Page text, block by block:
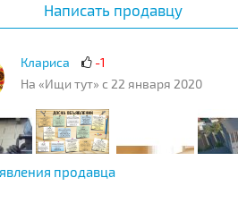
Написать продавцу
Клариса
-1
На «Ищи тут» с 22 января 2020
продавца